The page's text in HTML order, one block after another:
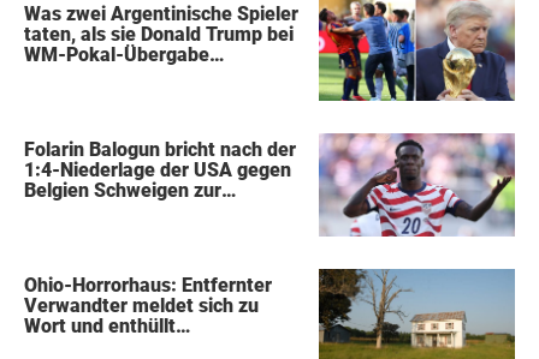
Was zwei Argentinische Spieler
taten, als sie Donald Trump bei
WM-Pokal-Übergabe
Folarin Balogun bricht nach der
1:4-Niederlage der USA gegen
Belgien Schweigen zur
Ohio-Horrorhaus: Entfernter
Verwandter meldet sich zu
Wort und enthüllt